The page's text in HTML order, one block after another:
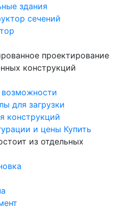
здания
сечений
проектирование
конструкций
для загрузки
конструкций
и цены Купить
из отдельных